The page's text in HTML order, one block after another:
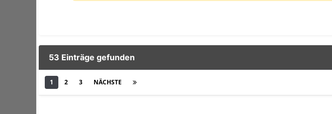
53 Einträge gefunden
1 2 3 NÄCHSTE